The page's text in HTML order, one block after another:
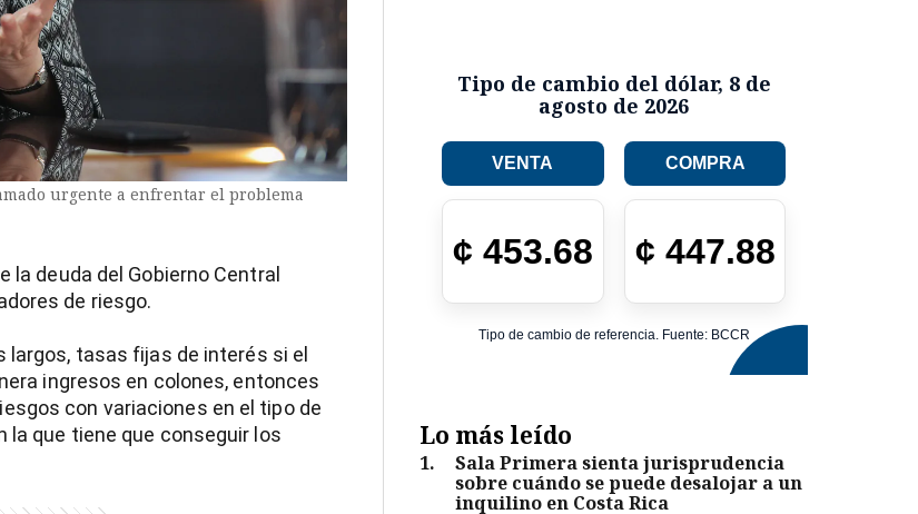
urgente a enfrentar el problema
la deuda del Gobierno Central
de riesgo.
largos, tasas fijas de interés si el
ingresos en colones, entonces
con variaciones en el tipo de
la que tiene que conseguir los
Tipo de cambio del dólar, 8 de
agosto de 2026
VENTA COMPRA
¢ 453.68 ¢ 447.88
Tipo de cambio de referencia. Fuente: BCCR
Lo más leído
1.
Sala Primera sienta jurisprudencia
sobre cuándo se puede desalojar a un
inquilino en Costa Rica